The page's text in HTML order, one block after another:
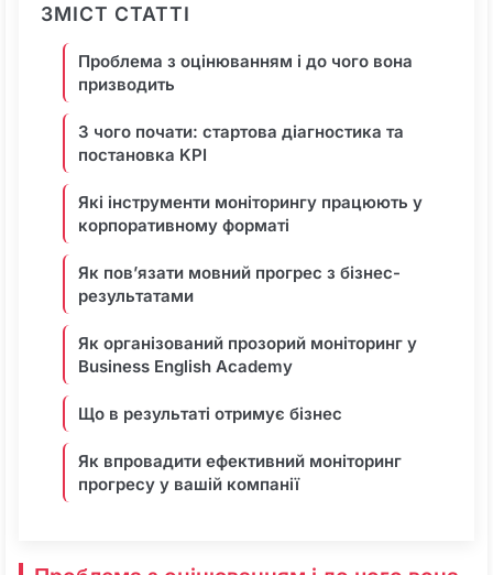
ЗМІСТ СТАТТІ
Проблема з оцінюванням і до чого вона
призводить
З чого почати: стартова діагностика та
постановка KPI
Які інструменти моніторингу працюють у
корпоративному форматі
Як пов’язати мовний прогрес з бізнес-
результатами
Як організований прозорий моніторинг у
Business English Academy
Що в результаті отримує бізнес
Як впровадити ефективний моніторинг
прогресу у вашій компанії